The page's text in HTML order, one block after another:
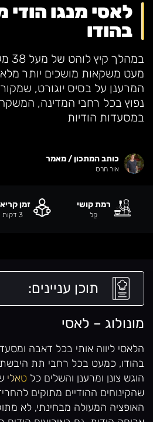
לאסי מנגו הודי
בהודו
מעט משקאות מושכים יותר
המרענן על בסיס יוגורט,
נפוץ בכל רחבי המדינה,
במסעדות הודיות
כותב המתכון / מאמר
אור חרס
רמת קושי
קַל
זמן
3 דקות
תוכן עניינים:
מונולוג – לאסי
הלאסי ליווה אותי בכל דאבה
בהודו, כמעט בכל רחבי תת
הוגש צונן ומרענן והשלים כל טאלי
שהקינוחים ההודיים מתוקים
האופציה המעולה מבחינתי, לא